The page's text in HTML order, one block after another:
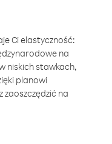
Ci elastyczność:
na
niskich stawkach,
planowi
na